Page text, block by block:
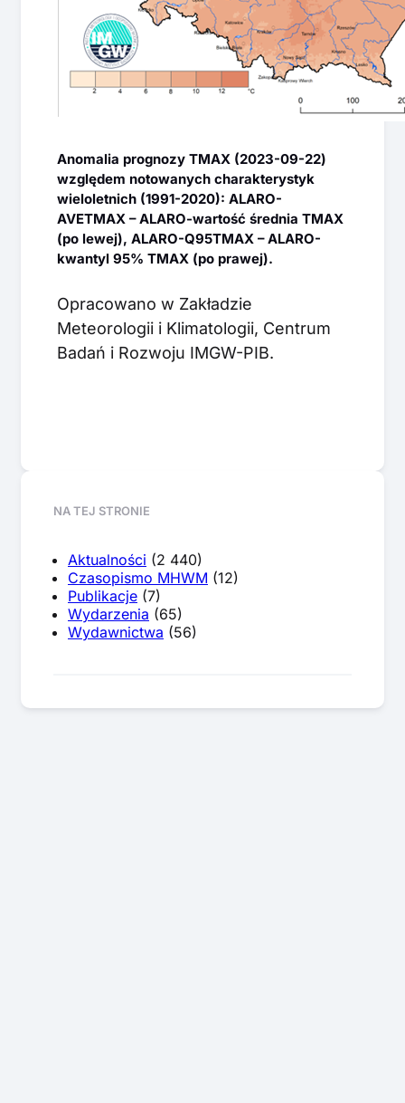
Anomalia prognozy TMAX (2023-09-22)
względem notowanych charakterystyk
wieloletnich (1991-2020): ALARO-
AVETMAX – ALARO-wartość średnia TMAX
(po lewej), ALARO-Q95TMAX – ALARO-
kwantyl 95% TMAX (po prawej).
Opracowano w Zakładzie
Meteorologii i Klimatologii, Centrum
Badań i Rozwoju IMGW-PIB.
NA TEJ STRONIE
Aktualności (2 440)
Czasopismo MHWM (12)
Publikacje (7)
Wydarzenia (65)
Wydawnictwa (56)